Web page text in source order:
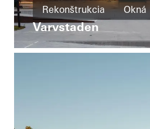
Rekonštrukcia
Okná
Fasády
Posuvné dvere
Varvstaden